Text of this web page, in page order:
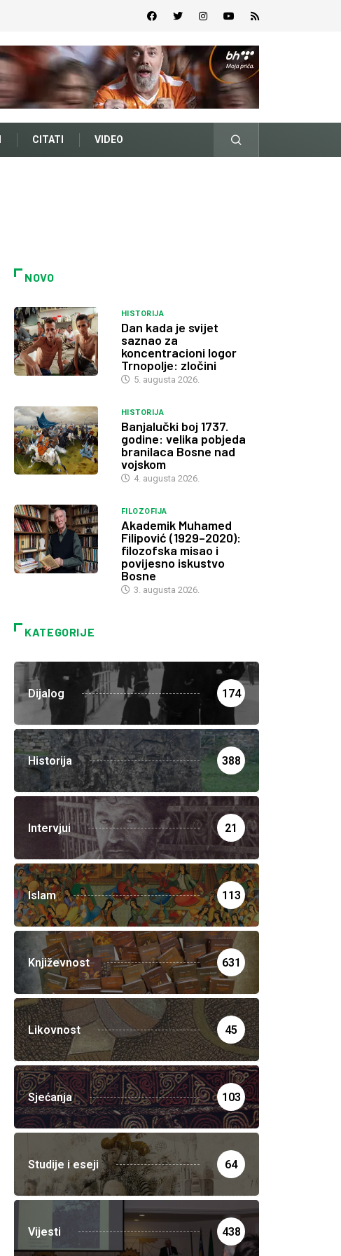
CITATI VIDEO
NOVO
HISTORIJA
Dan kada je svijet
saznao za
koncentracioni logor
Trnopolje: zločini
5. augusta 2026.
HISTORIJA
Banjalučki boj 1737.
godine: velika pobjeda
branilaca Bosne nad
vojskom
4. augusta 2026.
FILOZOFIJA
Akademik Muhamed
Filipović (1929–2020):
filozofska misao i
povijesno iskustvo
Bosne
3. augusta 2026.
KATEGORIJE
Dijalog 174
Historija 388
Intervjui 21
Islam 113
Književnost 631
Likovnost 45
Sjećanja 103
Studije i eseji 64
Vijesti 438